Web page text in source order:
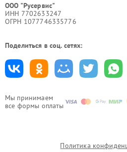
Мы принимаем
все формы оплаты
ООО "Русервис"
ИНН 7702633247
ОГРН 1077746335776
Поделиться в соц. сетях:
Политика